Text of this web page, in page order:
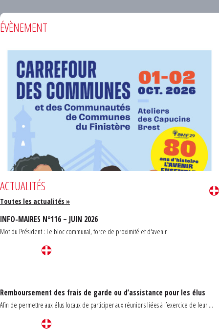
ÉVÈNEMENT
ACTUALITÉS
Toutes les actualités »
INFO-MAIRES N°116 – JUIN 2026
Mot du Président : Le bloc communal, force de proximité et d'avenir
Remboursement des frais de garde ou d’assistance pour les élus
Afin de permettre aux élus locaux de participer aux réunions liées à l’exercice de leur ...